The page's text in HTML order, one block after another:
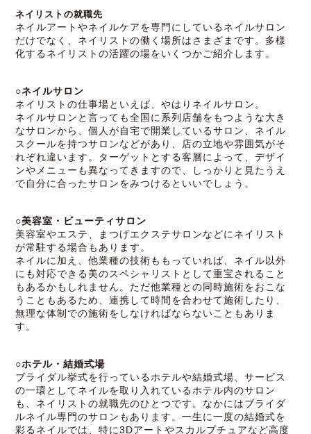
ネイリストの就職先
ネイルアートやネイルケアを専門にしているネイルサロン
だけでなく、ネイリストの働く場所はさまざまです。多様
化するネイリストの活躍の場をいくつかご紹介します。
○ネイルサロン
ネイリストの仕事場といえば、やはりネイルサロン。
ネイルサロンと言っても全国に系列店舗をもつような大き
なサロンから、個人が自宅で開業しているサロン、ネイル
スクールを持つサロンなどがあり、店の立地や雰囲気がそ
れぞれ違います。ターゲットとする客層によって、デザイ
ンやメニューも異なってきますので、しっかりと見たうえ
で自分に合ったサロンをみつけるといいでしょう。
○美容室・ビューティサロン
美容室やエステ、まつげエクステサロンなどにネイリスト
が常駐する場合もあります。
ネイルに加え、他業種の技術ももっていれば、ネイル以外
にも対応できる美のスペシャリストとして重宝されること
もあるかもしれません。ただ他業種との同時施術をおこな
うこともあるため、連携して時間を合わせて施術したり、
無理な体制での施術をしなければならないこともありま
す。
○ホテル・結婚式場
ブライダル挙式を行っているホテルや結婚式場、サービス
の一環としてネイルを取り入れているホテル内のサロン
も、ネイリストの就職先のひとつです。なかにはブライダ
ルネイル専門のサロンもあります。一生に一度の結婚式を
彩るネイルでは、特に3Dアートやスカルプチュアなど高度